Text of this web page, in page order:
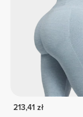
213,41 zł